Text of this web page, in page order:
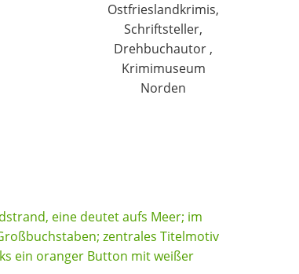
Ostfrieslandkrimis,
Schriftsteller,
Drehbuchautor ,
Krimimuseum
Norden